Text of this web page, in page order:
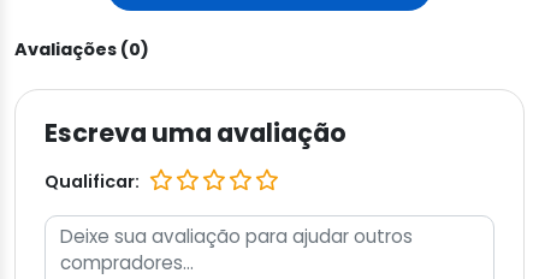
Avaliações (0)
Escreva uma avaliação
Qualificar: